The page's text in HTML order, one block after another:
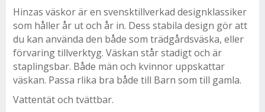
Hinzas väskor är en svensktillverkad designklassiker
som håller år ut och år in. Dess stabila design gör att
du kan använda den både som trädgårdsväska, eller
förvaring tillverktyg. Väskan står stadigt och är
staplingsbar. Både män och kvinnor uppskattar
väskan. Passa rlika bra både till Barn som till gamla.
Vattentät och tvättbar.